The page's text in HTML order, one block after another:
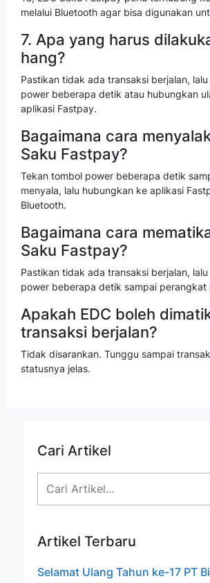
melalui Bluetooth agar bisa digunakan
7. Apa yang harus
hang?
Pastikan tidak ada transaksi berjalan,
power beberapa detik atau hubungkan
aplikasi Fastpay.
Bagaimana cara
Saku Fastpay?
Tekan tombol power beberapa detik
menyala, lalu hubungkan ke aplikasi
Bluetooth.
Bagaimana cara
Saku Fastpay?
Pastikan tidak ada transaksi berjalan,
power beberapa detik sampai perangkat
Apakah EDC boleh
transaksi berjalan?
Tidak disarankan. Tunggu sampai
statusnya jelas.
Cari Artikel
Artikel Terbaru
Selamat Ulang Tahun ke-17 PT